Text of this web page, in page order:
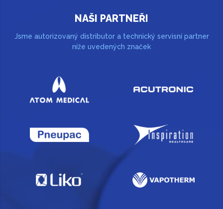
NAŠI PARTNEŘI
Jsme autorizovaný distributor a technický servisní partner
níže uvedených značek